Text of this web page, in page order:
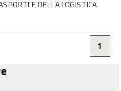
E DELLA LOGISTICA
1